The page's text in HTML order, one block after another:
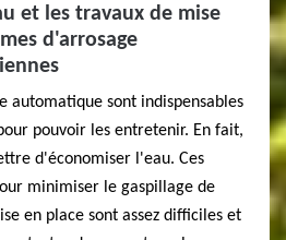
et les travaux de mise
d'arrosage
automatique sont indispensables
pouvoir les entretenir. En fait,
d'économiser l'eau. Ces
minimiser le gaspillage de
en place sont assez difficiles et